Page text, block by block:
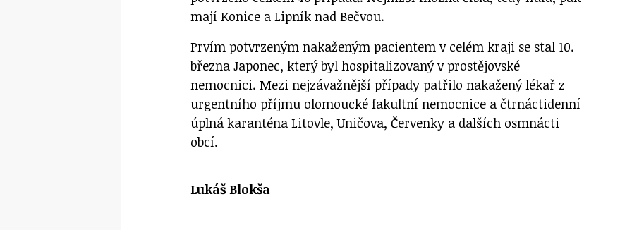
mají Konice a Lipník nad Bečvou.
Prvím potvrzeným nakaženým pacientem v celém kraji se stal 10.
března Japonec, který byl hospitalizovaný v prostějovské
nemocnici. Mezi nejzávažnější případy patřilo nakažený lékař z
urgentního příjmu olomoucké fakultní nemocnice a čtrnáctidenní
úplná karanténa Litovle, Uničova, Červenky a dalších osmnácti
obcí.
Lukáš Blokša